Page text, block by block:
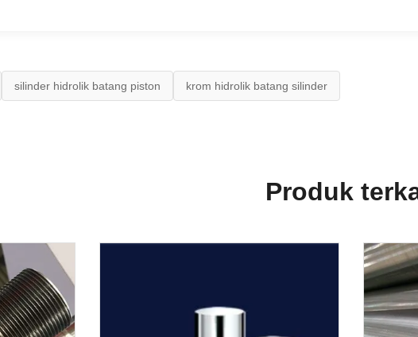
silinder hidrolik batang piston krom hidrolik batang silinder
Produk